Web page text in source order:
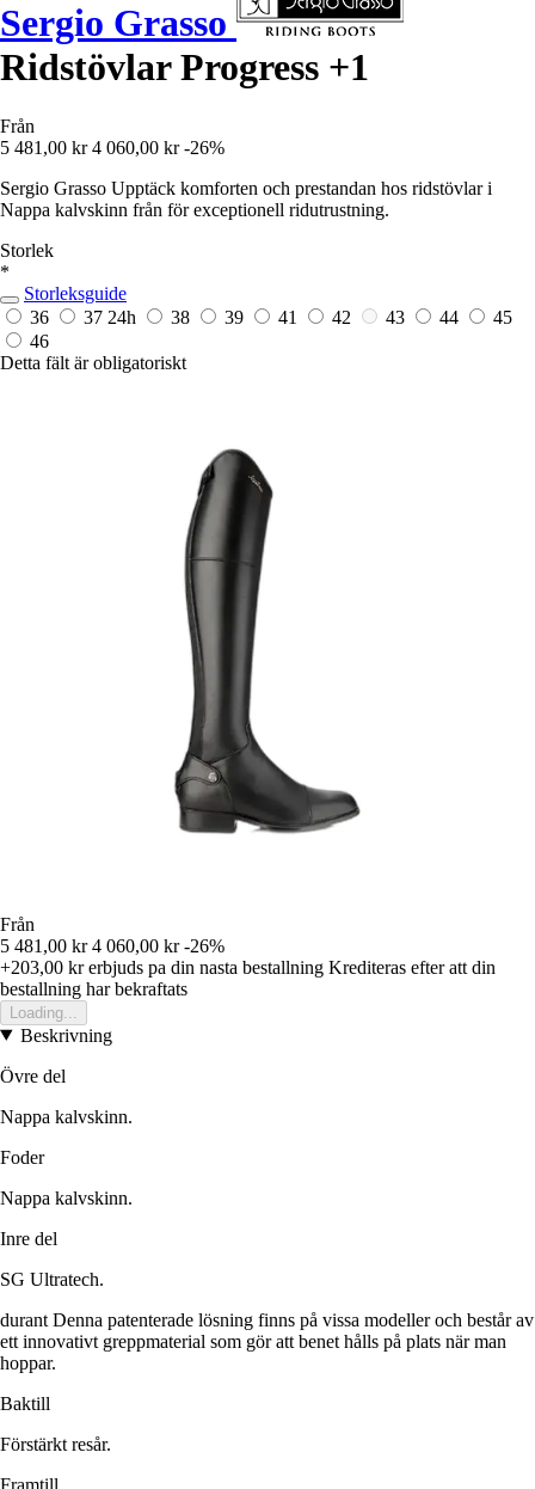
Sergio Grasso
Ridstövlar Progress +1
Från
5 481,00 kr 4 060,00 kr -26%
Sergio Grasso Upptäck komforten och prestandan hos ridstövlar i
Nappa kalvskinn från för exceptionell ridutrustning.
Storlek
*
Storleksguide
36
37 24h 38 39 41 42 43 44
45
46
Detta fält är obligatoriskt
Från
5 481,00 kr 4 060,00 kr -26%
+203,00 krerbjuds pa din nasta bestallning Krediteras efter att din
bestallning har bekraftats
Loading...
Beskrivning
Övre del
Nappa kalvskinn.
Foder
Nappa kalvskinn.
Inre del
SG Ultratech.
durant Denna patenterade lösning finns på vissa modeller och består av
ett innovativt greppmaterial som gör att benet hålls på plats när man
hoppar.
Baktill
Förstärkt resår.
Framtill